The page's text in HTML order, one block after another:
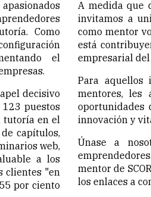
Como
el
decisivo
puestos
tutoría en el
capítulos,
web,
a los
clientes "en
por ciento
A medida que
invitamos a
como mentor
está
empresarial del
Para aquellos
mentores, les
oportunidades
innovación y
Únase a
mentor de
los enlaces a